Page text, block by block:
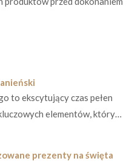
to ekscytujący czas pełen
elementów, który…
prezenty na święta